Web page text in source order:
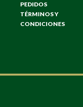
PEDIDOS
TÉRMINOS Y
CONDICIONES